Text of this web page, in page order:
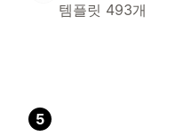
템플릿 493개
5